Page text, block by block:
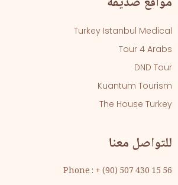
Turkey Istanbul Medical
Tour 4 Arabs
DND Tour
Kuantum Tourism
The House Turkey
للتواصل معنا
Phone : + (90) 507 430 15 56